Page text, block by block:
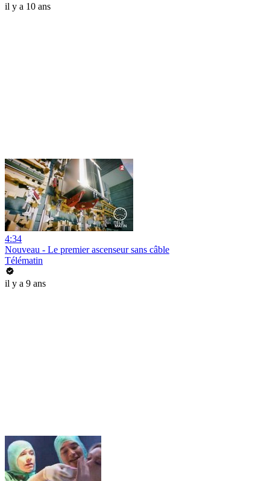
il y a 10 ans
4:34
Nouveau - Le premier ascenseur sans câble
Télématin
il y a 9 ans